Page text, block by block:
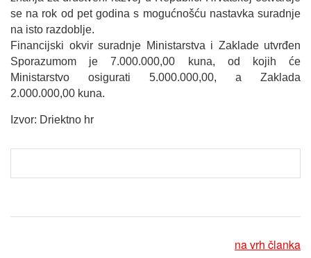
se na rok od pet godina s mogućnošću nastavka suradnje
na isto razdoblje.
Financijski okvir suradnje Ministarstva i Zaklade utvrđen
Sporazumom je 7.000.000,00 kuna, od kojih će
Ministarstvo osigurati 5.000.000,00, a Zaklada
2.000.000,00 kuna.
Izvor: Driektno hr
na vrh članka